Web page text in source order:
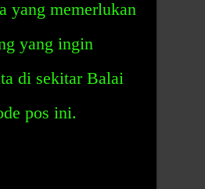
yang memerlukan
yang ingin
di sekitar Balai
pos ini.